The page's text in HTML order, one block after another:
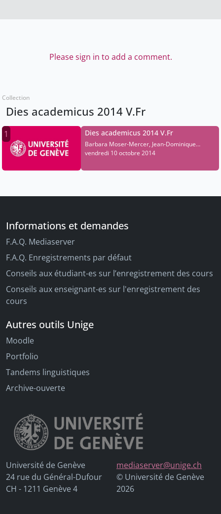
Please sign in to add a comment.
Collection
Dies academicus 2014 V.Fr
1 Dies academicus 2014 V.Fr
Barbara Moser-Mercer, Jean-Dominique
Vassalli, Jeffrey Hedenquist, Amartya Sen, Jean
Chatton, Veena Das
vendredi 10 octobre 2014
Informations et demandes
F.A.Q. Mediaserver
F.A.Q. Enregistrements par défaut
Conseils aux étudiant-es sur l’enregistrement des cours
Conseils aux enseignant-es sur l'enregistrement des
cours
Autres outils Unige
Moodle
Portfolio
Tandems linguistiques
Archive-ouverte
Université de Genève
24 rue du Général-Dufour
CH - 1211 Genève 4
mediaserver@unige.ch
© Université de Genève
2026